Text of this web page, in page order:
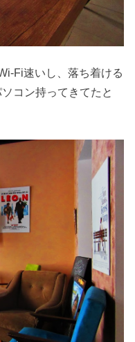
Fi速いし、落ち着ける
コン持ってきてたと